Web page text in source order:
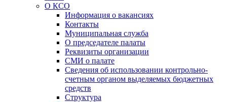
О КСО
Информация о вакансиях
Контакты
Муниципальная служба
О председателе палаты
Реквизиты организации
СМИ о палате
Сведения об использовании контрольно-
счетным органом выделяемых бюджетных
средств
Структура